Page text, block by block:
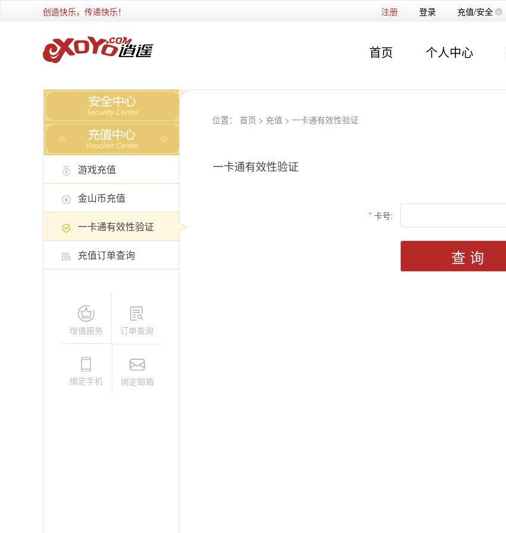
创造快乐，传递快乐！ 注册 登录 充值/安全
首页 个人中心
游戏充值
金山币充值
一卡通有效性验证
充值订单查询
增值服务 订单查询
绑定手机 绑定邮箱
位置： 首页 > 充值 > 一卡通有效性验证
一卡通有效性验证
卡号:
查 询